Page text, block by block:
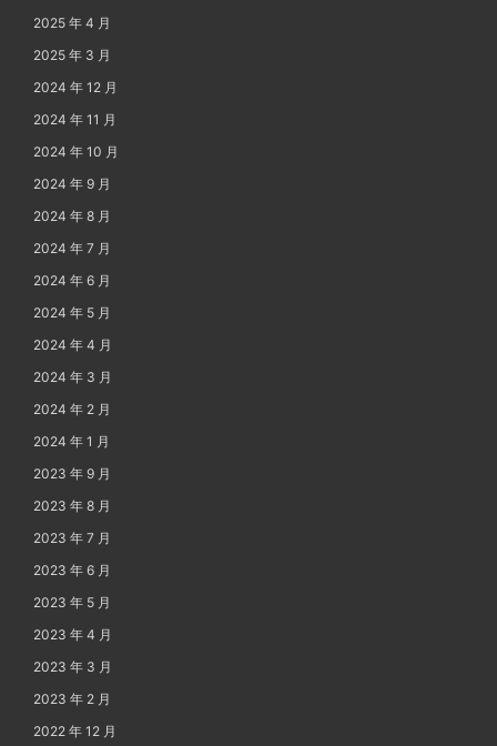
2025 年 4 月
2025 年 3 月
2024 年 12 月
2024 年 11 月
2024 年 10 月
2024 年 9 月
2024 年 8 月
2024 年 7 月
2024 年 6 月
2024 年 5 月
2024 年 4 月
2024 年 3 月
2024 年 2 月
2024 年 1 月
2023 年 9 月
2023 年 8 月
2023 年 7 月
2023 年 6 月
2023 年 5 月
2023 年 4 月
2023 年 3 月
2023 年 2 月
2022 年 12 月